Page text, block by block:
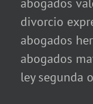
abogados
divorcio
abogados
abogados
ley segunda